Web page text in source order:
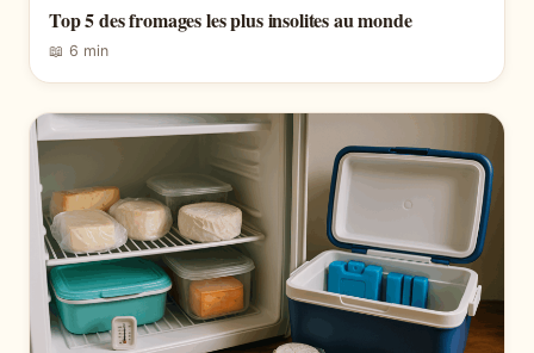
Top 5 des fromages les plus insolites au monde
📖 6 min